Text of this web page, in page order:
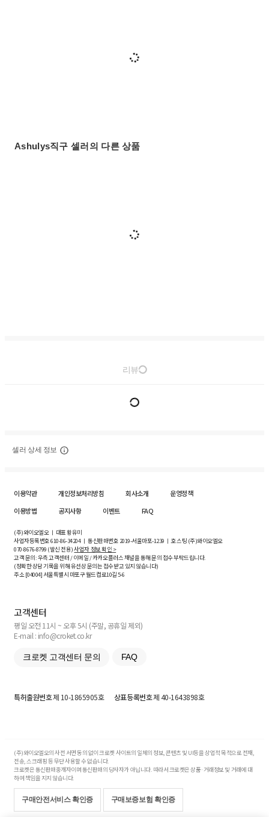
Ashulys직구 셀러의 다른 상품
리뷰
셀러 상세 정보
이용약관 개인정보처리방침 회사소개
운영정책
이용방법
공지사항 이벤트 FAQ
(주)와이오엘오 ㅣ 대표 황유미
사업자등록번호610-86-34204ㅣ 통신판매번호 2019-서울마포-1239 ㅣ 호스팅 (주)와이오엘오
070-8676-8799 (발신 전용)사업자 정보 확인 >
고객 문의: 우측 고객센터 / 이메일 / 카카오플러스 채널을 통해 문의 접수 부탁드립니다.
(정확한 상담 기록을 위해 유선상 문의는 접수받고 있지 않습니다)
주소 [04004] 서울특별시 마포구 월드컵로10길5-6
고객센터
평일 오전 11시 ~ 오후 5시 (주말, 공휴일 제외)
E-mail : info@croket.co.kr
크로켓 고객센터 문의 FAQ
특허출원번호제 10-1865905호 상표등록번호제 40-1643898호
(주)와이오엘오의 사전 서면 동의 없이 크로켓 사이트의 일체의 정보, 콘텐츠 및 UI등을 상업적 목적으로 전재,
전송, 스크래핑 등 무단 사용할 수 없습니다.
크로켓은 통신판매중개자이며 통신판매의 당사자가 아닙니다. 따라서 크로켓은 상품·거래정보 및 거래에 대
하여 책임을 지지 않습니다.
구매안전서비스 확인증 구매보증보험 확인증